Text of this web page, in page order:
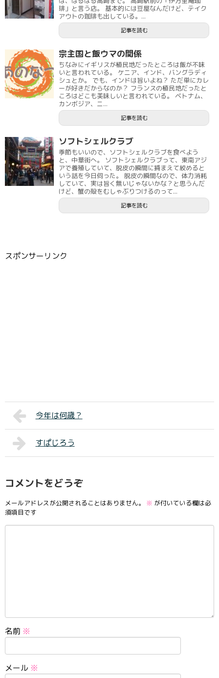
琲」と言う店。 基本的には豆屋なんだけど、テイク
アウトの珈琲も出している。...
記事を読む
宗主国と飯ウマの関係
ちなみにイギリスが植民地だったところは飯が不味
いと言われている。 ケニア、インド、バングラディ
シュとか。 でも、インドは旨いよね？ ただ単にカレ
ーが好きだからなのか？ フランスの植民地だったと
ころはどこも美味しいと言われている。 ベトナム、
カンボジア、ニ...
記事を読む
ソフトシェルクラブ
季節もいいので、ソフトシェルクラブを食べよう
と、中華街へ。 ソフトシェルクラブって、東南アジ
アで養殖していて、脱皮の瞬間に捕まえて絞めると
いう話を今日伺った。 脱皮の瞬間なので、体力消耗
していて、実は旨く無いじゃないかな？と思うんだ
けど、蟹の殻をむしゃぶりつけるのって...
記事を読む
スポンサーリンク
今年は何歳？
すぱじろう
コメントをどうぞ
メールアドレスが公開されることはありません。 ※ が付いている欄は必
須項目です
名前 ※
メール ※